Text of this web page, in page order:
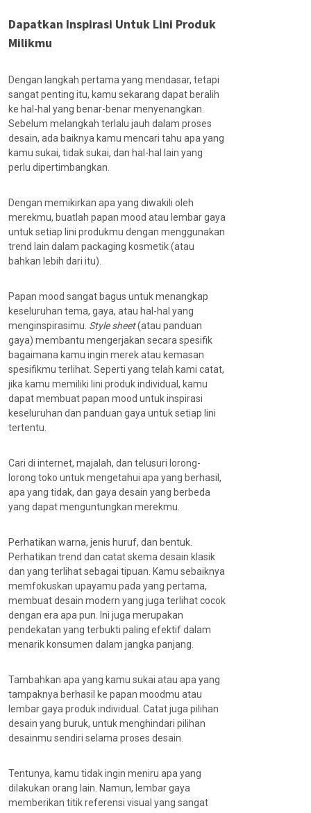
Dapatkan Inspirasi Untuk Lini Produk
Milikmu
Dengan langkah pertama yang mendasar, tetapi
sangat penting itu, kamu sekarang dapat beralih
ke hal-hal yang benar-benar menyenangkan.
Sebelum melangkah terlalu jauh dalam proses
desain, ada baiknya kamu mencari tahu apa yang
kamu sukai, tidak sukai, dan hal-hal lain yang
perlu dipertimbangkan.
Dengan memikirkan apa yang diwakili oleh
merekmu, buatlah papan mood atau lembar gaya
untuk setiap lini produkmu dengan menggunakan
trend lain dalam packaging kosmetik (atau
bahkan lebih dari itu).
Papan mood sangat bagus untuk menangkap
keseluruhan tema, gaya, atau hal-hal yang
menginspirasimu. Style sheet(atau panduan
gaya) membantu mengerjakan secara spesifik
bagaimana kamu ingin merek atau kemasan
spesifikmu terlihat. Seperti yang telah kami catat,
jika kamu memiliki lini produk individual, kamu
dapat membuat papan mood untuk inspirasi
keseluruhan dan panduan gaya untuk setiap lini
tertentu.
Cari di internet, majalah, dan telusuri lorong-
lorong toko untuk mengetahui apa yang berhasil,
apa yang tidak, dan gaya desain yang berbeda
yang dapat menguntungkan merekmu.
Perhatikan warna, jenis huruf, dan bentuk.
Perhatikan trend dan catat skema desain klasik
dan yang terlihat sebagai tipuan. Kamu sebaiknya
memfokuskan upayamu pada yang pertama,
membuat desain modern yang juga terlihat cocok
dengan era apa pun. Ini juga merupakan
pendekatan yang terbukti paling efektif dalam
menarik konsumen dalam jangka panjang.
Tambahkan apa yang kamu sukai atau apa yang
tampaknya berhasil ke papan moodmu atau
lembar gaya produk individual. Catat juga pilihan
desain yang buruk, untuk menghindari pilihan
desainmu sendiri selama proses desain.
Tentunya, kamu tidak ingin meniru apa yang
dilakukan orang lain. Namun, lembar gaya
memberikan titik referensi visual yang sangat